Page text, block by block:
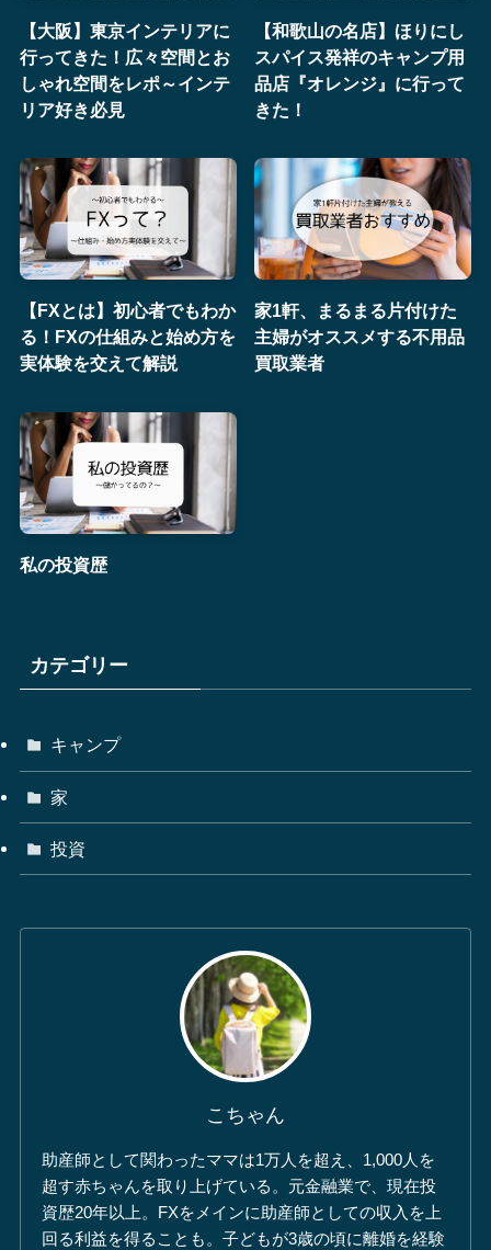
【大阪】東京インテリアに
行ってきた！広々空間とお
しゃれ空間をレポ～インテ
リア好き必見
【和歌山の名店】ほりにし
スパイス発祥のキャンプ用
品店『オレンジ』に行って
きた！
【FXとは】初心者でもわか
る！FXの仕組みと始め方を
実体験を交えて解説
家1軒、まるまる片付けた
主婦がオススメする不用品
買取業者
私の投資歴
カテゴリー
キャンプ
家
投資
こちゃん
助産師として関わったママは1万人を超え、1,000人を
超す赤ちゃんを取り上げている。元金融業で、現在投
資歴20年以上。FXをメインに助産師としての収入を上
回る利益を得ることも。子どもが3歳の頃に離婚を経験